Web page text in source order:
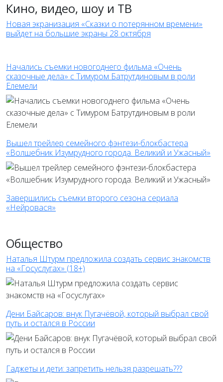
Кино, видео, шоу и ТВ
Новая экранизация «Сказки о потерянном времени»
выйдет на большие экраны 28 октября
Начались съемки новогоднего фильма «Очень
сказочные дела» с Тимуром Батрутдиновым в роли
Елемели
Вышел трейлер семейного фэнтези-блокбастера
«Волшебник Изумрудного города. Великий и Ужасный»
Завершились съемки второго сезона сериала
«Нейровася»
Общество
Наталья Штурм предложила создать сервис знакомств
на «Госуслугах» (18+)
Дени Байсаров: внук Пугачёвой, который выбрал свой
путь и остался в России
Гаджеты и дети: запретить нельзя разрешать???